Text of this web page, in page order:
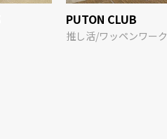
PUTON CLUB
推し活/ワッペンワーク